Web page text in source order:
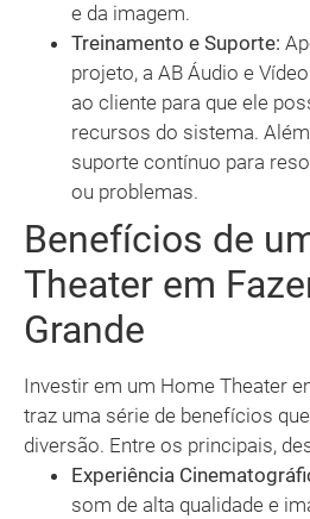
e da imagem.
Treinamento e Suporte:
projeto, a AB Áudio e
ao cliente para que ele
recursos do sistema.
suporte contínuo para
ou problemas.
Benefícios de
Theater em
Grande
Investir em um Home Theater
traz uma série de benefícios
diversão. Entre os principais,
Experiência
som de alta qualidade e